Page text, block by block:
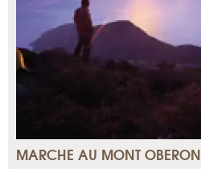
MARCHE AU MONT OBERON